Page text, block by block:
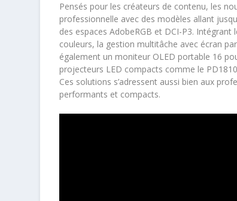
Pensés pour les créateurs de contenu, les
professionnelle avec des modèles allant
des espaces AdobeRGB et DCI-P3.
couleurs, la gestion multitâche avec écran
également un moniteur OLED portable 16
projecteurs LED compacts comme le
Ces solutions s’adressent aussi bien aux
performants et compacts.